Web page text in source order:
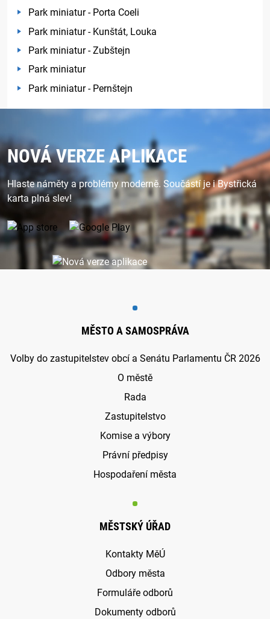
Park miniatur - Porta Coeli
Park miniatur - Kunštát, Louka
Park miniatur - Zubštejn
Park miniatur
Park miniatur - Pernštejn
NOVÁ VERZE APLIKACE
Hlaste náměty a problémy moderně. Součástí je i Bystřická
karta plná slev!
MĚSTO A SAMOSPRÁVA
Volby do zastupitelstev obcí a Senátu Parlamentu ČR 2026
O městě
Rada
Zastupitelstvo
Komise a výbory
Právní předpisy
Hospodaření města
MĚSTSKÝ ÚŘAD
Kontakty MěÚ
Odbory města
Formuláře odborů
Dokumenty odborů